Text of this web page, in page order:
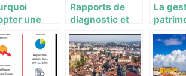
une
fioul
Rapports de
diagnostic et
enquêtes sur
les biens :
quelques
exemples
La
un
côtés